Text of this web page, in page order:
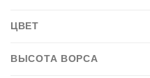
ЦВЕТ
ВЫСОТА ВОРСА